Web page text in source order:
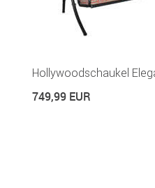
Hollywoodschaukel
749,99 EUR